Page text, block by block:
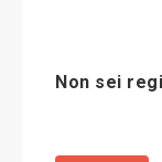
Non sei